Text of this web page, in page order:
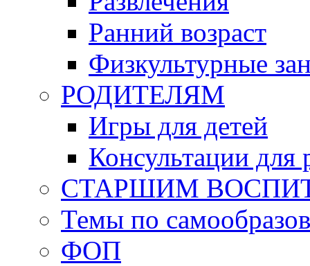
Ранний возраст
Физкультурные
РОДИТЕЛЯМ
Игры для детей
Консультации для
СТАРШИМ
Темы по
ФОП